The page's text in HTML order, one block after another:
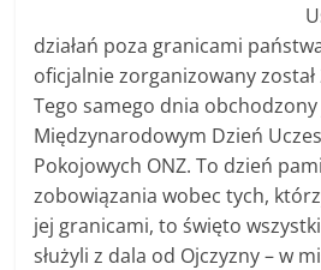
działań poza granicami
oficjalnie zorganizowany
Tego samego dnia
Międzynarodowym Dzień
Pokojowych ONZ. To dzień
zobowiązania wobec tych,
jej granicami, to święto
służyli z dala od Ojczyzny – w